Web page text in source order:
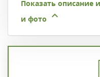
Показать описание
и фото